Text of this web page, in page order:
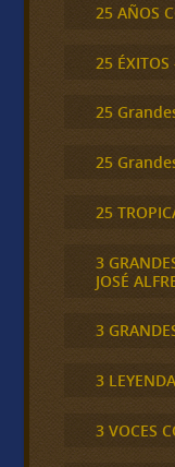
25 AÑOS
25 ÉXITOS
25
25
25
3
JOSÉ
3
3
3 VOCES